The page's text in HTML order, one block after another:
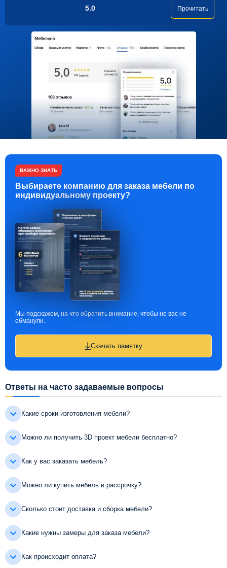
5.0 Прочитать
ВАЖНО ЗНАТЬ
Выбираете компанию для заказа мебели по
индивидуальному проекту?
Мы подскажем, на что обратить внимание, чтобы не вас не
обманули.
Скачать памятку
Ответы на часто задаваемые вопросы
Какие сроки изготовления мебели?
Можно ли получить 3D проект мебели бесплатно?
Как у вас заказать мебель?
Можно ли купить мебель в рассрочку?
Сколько стоит доставка и сборка мебели?
Какие нужны замеры для заказа мебели?
Как происходит оплата?